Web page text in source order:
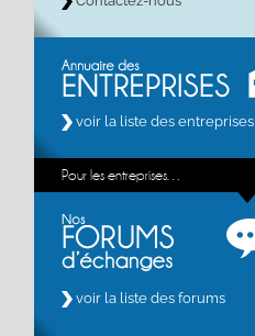
voir la liste des entreprises
Pour les entreprises…
voir la liste des forums